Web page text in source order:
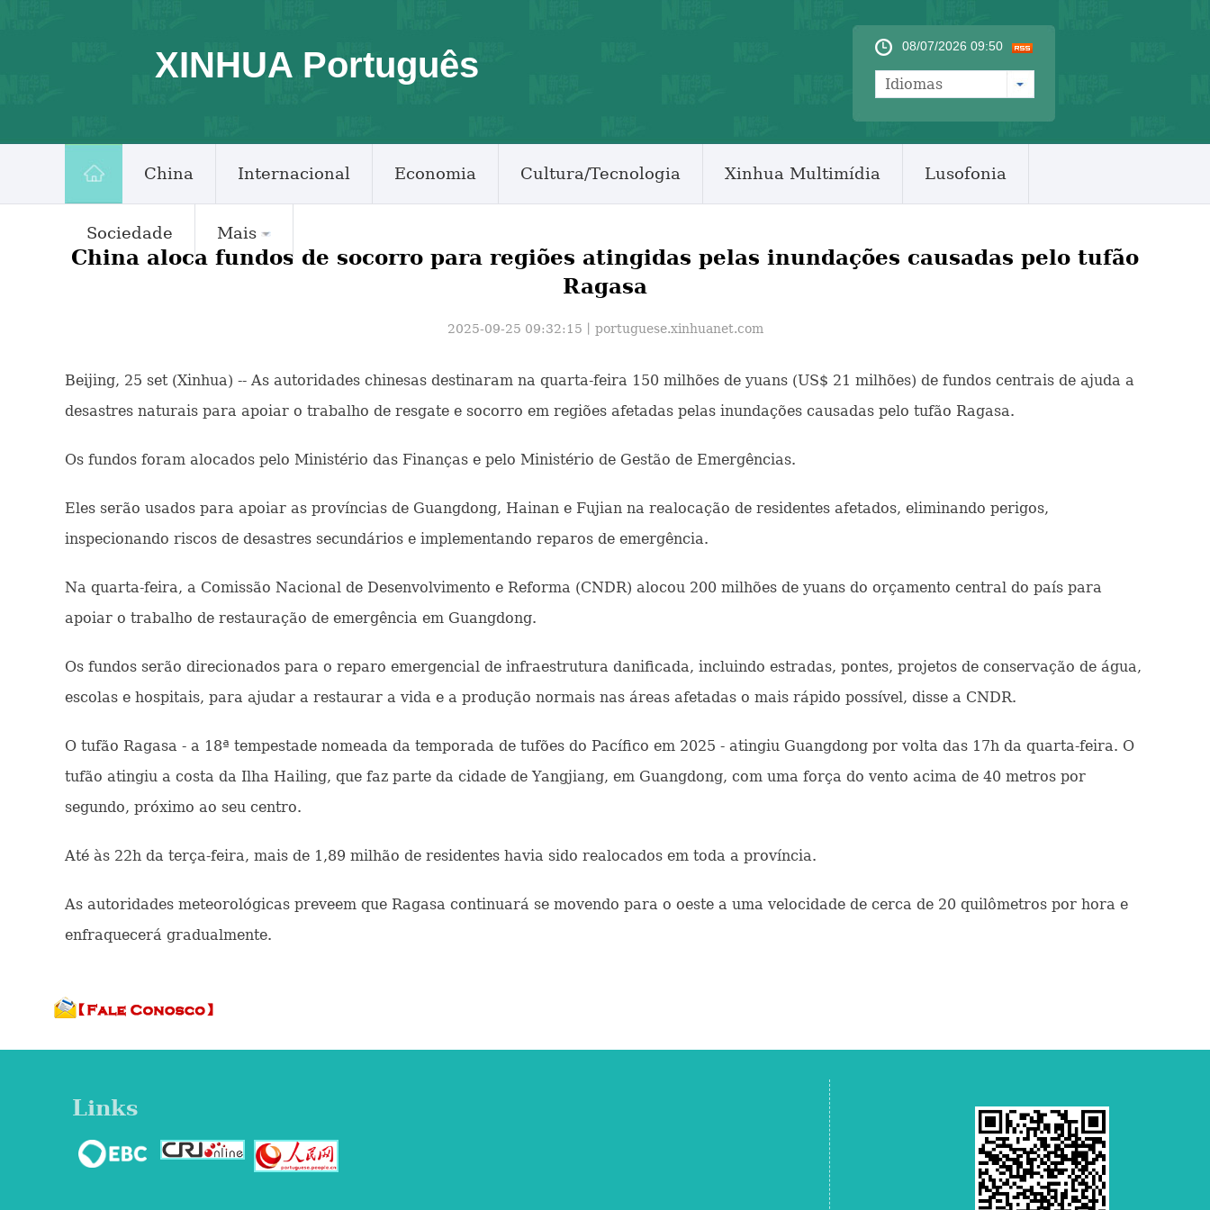
XINHUA Português 08/07/2026 09:50
Idiomas
China Internacional Economia Cultura/Tecnologia Xinhua Multimídia Lusofonia
Sociedade Mais
China aloca fundos de socorro para regiões atingidas pelas inundações causadas pelo tufão
Ragasa
2025-09-25 09:32:15丨 portuguese.xinhuanet.com
Beijing, 25 set (Xinhua) -- As autoridades chinesas destinaram na quarta-feira 150 milhões de yuans (US$ 21 milhões) de fundos centrais de ajuda a
desastres naturais para apoiar o trabalho de resgate e socorro em regiões afetadas pelas inundações causadas pelo tufão Ragasa.
Os fundos foram alocados pelo Ministério das Finanças e pelo Ministério de Gestão de Emergências.
Eles serão usados para apoiar as províncias de Guangdong, Hainan e Fujian na realocação de residentes afetados, eliminando perigos,
inspecionando riscos de desastres secundários e implementando reparos de emergência.
Na quarta-feira, a Comissão Nacional de Desenvolvimento e Reforma (CNDR) alocou 200 milhões de yuans do orçamento central do país para
apoiar o trabalho de restauração de emergência em Guangdong.
Os fundos serão direcionados para o reparo emergencial de infraestrutura danificada, incluindo estradas, pontes, projetos de conservação de água,
escolas e hospitais, para ajudar a restaurar a vida e a produção normais nas áreas afetadas o mais rápido possível, disse a CNDR.
O tufão Ragasa - a 18ª tempestade nomeada da temporada de tufões do Pacífico em 2025 - atingiu Guangdong por volta das 17h da quarta-feira. O
tufão atingiu a costa da Ilha Hailing, que faz parte da cidade de Yangjiang, em Guangdong, com uma força do vento acima de 40 metros por
segundo, próximo ao seu centro.
Até às 22h da terça-feira, mais de 1,89 milhão de residentes havia sido realocados em toda a província.
As autoridades meteorológicas preveem que Ragasa continuará se movendo para o oeste a uma velocidade de cerca de 20 quilômetros por hora e
enfraquecerá gradualmente.
Links